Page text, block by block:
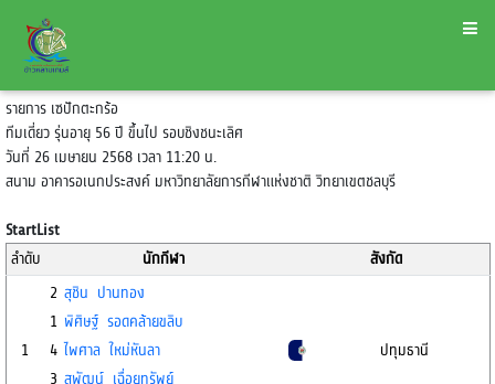
รายการ เซปักตะกร้อ
ทีมเดี่ยว รุ่นอายุ 56 ปี ขึ้นไป รอบชิงชนะเลิศ
วันที่ 26 เมษายน 2568 เวลา 11:20 น.
สนาม อาคารอเนกประสงค์ มหาวิทยาลัยการกีฬาแห่งชาติ วิทยาเขตชลบุรี
StartList
ลำดับ
นักกีฬา สังกัด
1
2 สุชิน ปานทอง
1 พิศิษฐ์ รอดคล้ายขลิบ
4 ไพศาล ใหม่หันลา
3 สุพัฒน์ เฉื่อยทรัพย์
ปทุมธานี